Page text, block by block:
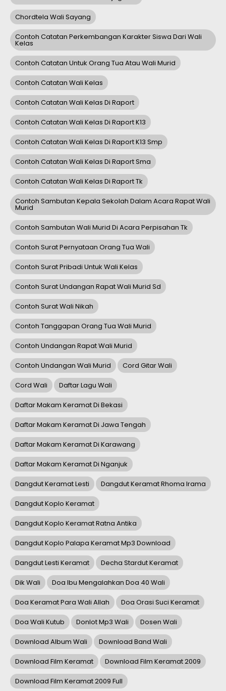
Chordtela Wali Sayang
Contoh Catatan Perkembangan Karakter Siswa Dari Wali
Kelas
Contoh Catatan Untuk Orang Tua Atau Wali Murid
Contoh Catatan Wali Kelas
Contoh Catatan Wali Kelas Di Raport
Contoh Catatan Wali Kelas Di Raport K13
Contoh Catatan Wali Kelas Di Raport K13 Smp
Contoh Catatan Wali Kelas Di Raport Sma
Contoh Catatan Wali Kelas Di Raport Tk
Contoh Sambutan Kepala Sekolah Dalam Acara Rapat Wali
Murid
Contoh Sambutan Wali Murid Di Acara Perpisahan Tk
Contoh Surat Pernyataan Orang Tua Wali
Contoh Surat Pribadi Untuk Wali Kelas
Contoh Surat Undangan Rapat Wali Murid Sd
Contoh Surat Wali Nikah
Contoh Tanggapan Orang Tua Wali Murid
Contoh Undangan Rapat Wali Murid
Contoh Undangan Wali Murid Cord Gitar Wali
Cord Wali Daftar Lagu Wali
Daftar Makam Keramat Di Bekasi
Daftar Makam Keramat Di Jawa Tengah
Daftar Makam Keramat Di Karawang
Daftar Makam Keramat Di Nganjuk
Dangdut Keramat Lesti Dangdut Keramat Rhoma Irama
Dangdut Koplo Keramat
Dangdut Koplo Keramat Ratna Antika
Dangdut Koplo Palapa Keramat Mp3 Download
Dangdut Lesti Keramat Decha Stardut Keramat
Dik Wali Doa Ibu Mengalahkan Doa 40 Wali
Doa Keramat Para Wali Allah Doa Orasi Suci Keramat
Doa Wali Kutub Donlot Mp3 Wali Dosen Wali
Download Album Wali Download Band Wali
Download Film Keramat Download Film Keramat 2009
Download Film Keramat 2009 Full